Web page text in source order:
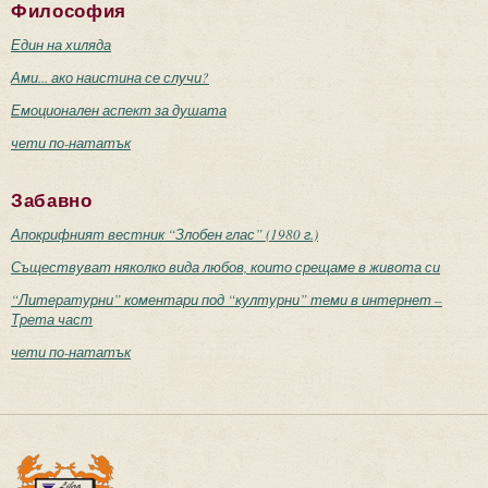
Философия
Един на хиляда
Ами... ако наистина се случи?
Емоционален аспект за душата
чети по-нататък
Забавно
Апокрифният вестник “Злобен глас” (1980 г.)
Съществуват няколко вида любов, които срещаме в живота си
“Литературни” коментари под “културни” теми в интернет –
Трета част
чети по-нататък